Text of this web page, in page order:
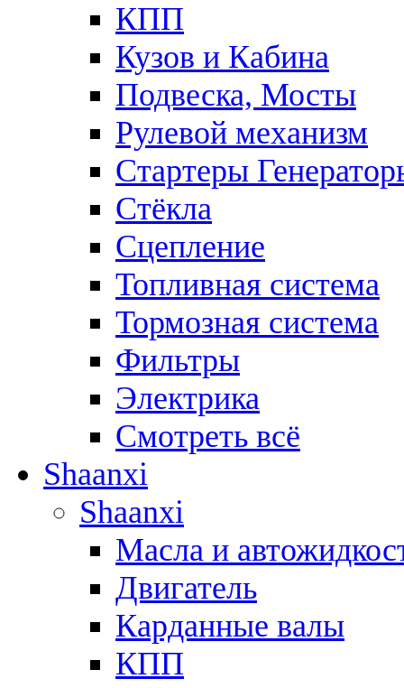
КПП
Кузов и Кабина
Подвеска, Мосты
Рулевой механизм
Стартеры
Стёкла
Сцепление
Топливная система
Тормозная система
Фильтры
Электрика
Смотреть всё
Shaanxi
Shaanxi
Масла и
Двигатель
Карданные валы
КПП